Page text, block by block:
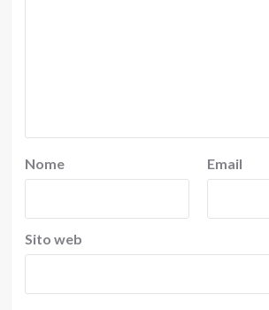
Nome Email
Sito web